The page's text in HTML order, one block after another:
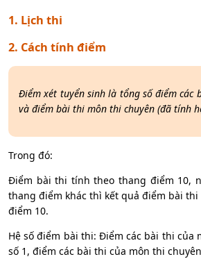
1. Lịch thi
2. Cách tính điểm
Điểm xét tuyển sinh là tổng số điểm các
và điểm bài thi môn thi chuyên (đã tính
Trong đó:
Điểm bài thi tính theo thang điểm 10,
thang điểm khác thì kết quả điểm bài
điểm 10.
Hệ số điểm bài thi: Điểm các bài thi của
số 1, điểm các bài thi của môn thi